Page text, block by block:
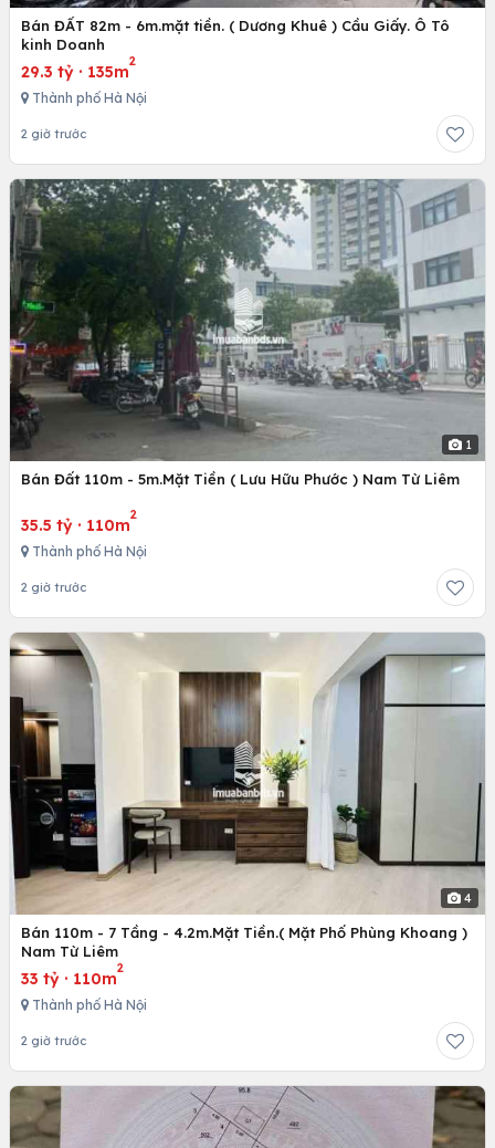
Bán ĐẤT 82m - 6m.mặt tiền. ( Dương Khuê ) Cầu Giấy. Ô Tô
kinh Doanh
29.3 tỷ · 135m
2
Thành phố Hà Nội
2 giờ trước
1
Bán Đất 110m - 5m.Mặt Tiền ( Lưu Hữu Phước ) Nam Từ Liêm
35.5 tỷ · 110m
2
Thành phố Hà Nội
2 giờ trước
4
Bán 110m - 7 Tầng - 4.2m.Mặt Tiền.( Mặt Phố Phùng Khoang )
Nam Từ Liêm
33 tỷ · 110m
2
Thành phố Hà Nội
2 giờ trước